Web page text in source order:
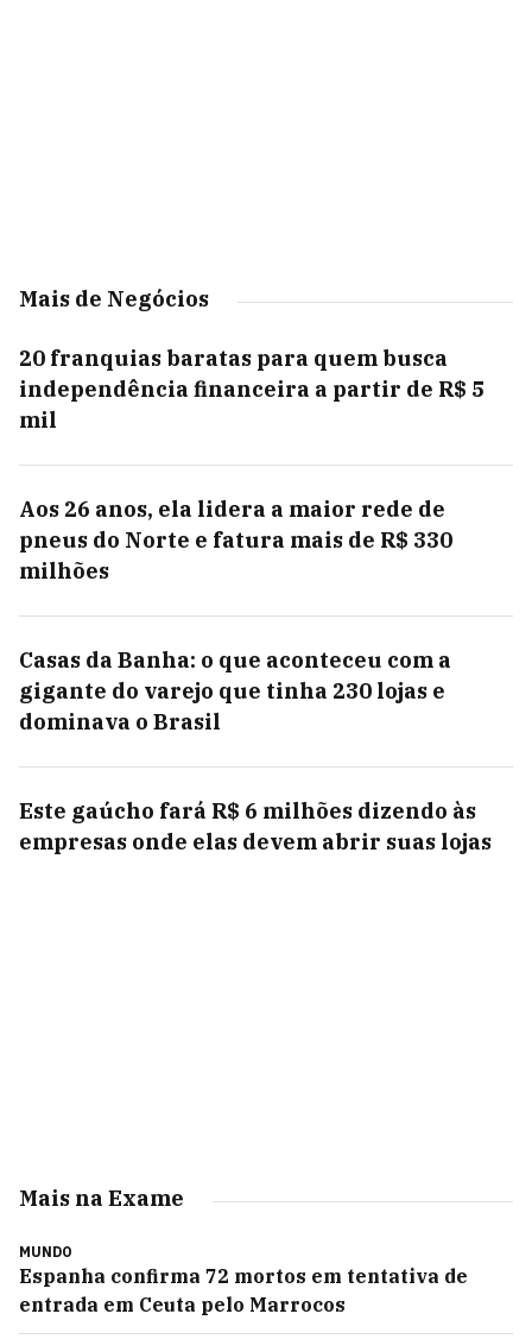
Mais de Negócios
20 franquias baratas para quem busca
independência financeira a partir de R$ 5
mil
Aos 26 anos, ela lidera a maior rede de
pneus do Norte e fatura mais de R$ 330
milhões
Casas da Banha: o que aconteceu com a
gigante do varejo que tinha 230 lojas e
dominava o Brasil
Este gaúcho fará R$ 6 milhões dizendo às
empresas onde elas devem abrir suas lojas
Mais na Exame
MUNDO
Espanha confirma 72 mortos em tentativa de
entrada em Ceuta pelo Marrocos